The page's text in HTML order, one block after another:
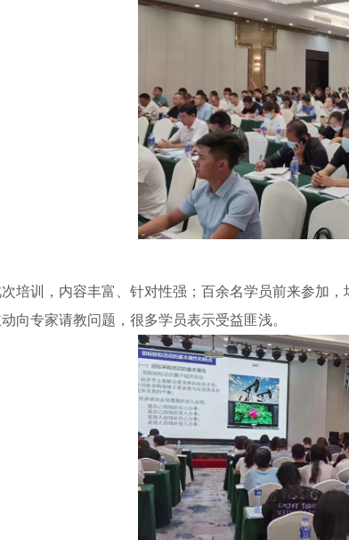
培训，内容丰富、针对性强；百余名学员前来参加
向专家请教问题，很多学员表示受益匪浅。